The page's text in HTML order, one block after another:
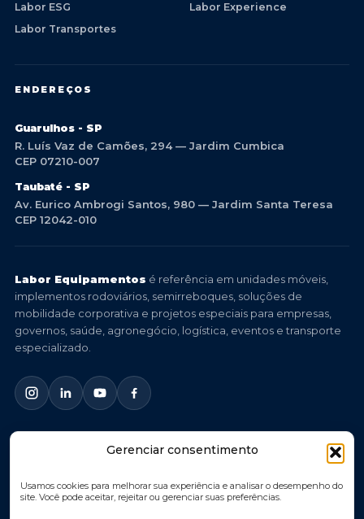
Gerenciar consentimento
Usamos cookies para melhorar sua experiência e analisar o desempenho do
site. Você pode aceitar, rejeitar ou gerenciar suas preferências.
Labor ESG
Labor Experience
Labor Transportes
ENDEREÇOS
Guarulhos - SP
R. Luís Vaz de Camões, 294 — Jardim Cumbica
CEP 07210-007
Taubaté - SP
Av. Eurico Ambrogi Santos, 980 — Jardim Santa Teresa
CEP 12042-010
Labor Equipamentos é referência em unidades móveis,
implementos rodoviários, semirreboques, soluções de
mobilidade corporativa e projetos especiais para empresas,
governos, saúde, agronegócio, logística, eventos e transporte
especializado.
© 2026 Labor Equipamentos. Todos os direitos reservados.